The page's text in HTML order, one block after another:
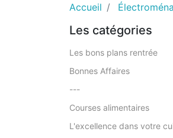
Accueil
Les catégories
Les bons plans rentrée
Bonnes Affaires
---
Courses alimentaires
L'excellence dans votre